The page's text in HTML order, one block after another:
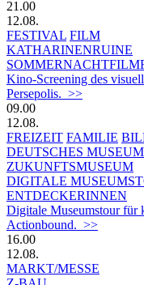
21.00
12.08.
FESTIVAL FILM
KATHARINENRUINE
Kino-Screening des
Persepolis. >>
09.00
12.08.
FREIZEIT FAMILIE
DEUTSCHES
ZUKUNFTSMUSEUM
DIGITALE
ENTDECKERINNEN
Digitale Museumstour für
Actionbound. >>
16.00
12.08.
MARKT/MESSE